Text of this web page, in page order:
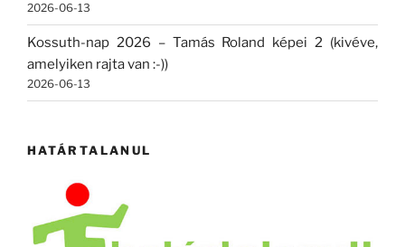
2026-06-13
Kossuth-nap 2026 – Tamás Roland képei 2 (kivéve,
amelyiken rajta van :-))
2026-06-13
HATÁRTALANUL